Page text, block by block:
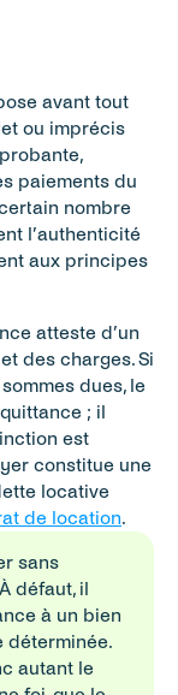
avant tout
ou imprécis
paiements du
nombre
l’authenticité
aux principes
atteste d’un
des charges. Si
dues, le
; il
est
constitue une
locative
de location.
sans
défaut, il
à un bien
déterminée.
autant le